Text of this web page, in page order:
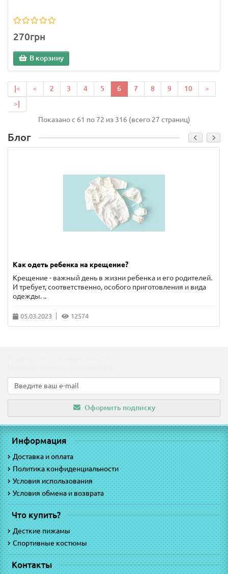
270грн
В корзину
|< < 2 3 4 5 6 7 8 9 10
>
>|
Показано с 61 по 72 из 316 (всего 27 страниц)
Блог
Как одеть ребенка на крещение?
Крещение - важный день в жизни ребенка и его родителей.
И требует, соответственно, особого приготовления и вида
одежды. ..
05.03.2023 12574
Оформить подписку
Информация
Доставка и оплата
Политика конфиденциальности
Условия использования
Условия обмена и возврата
Что купить?
Десткие пижамы
Спортивные костюмы
Контакты